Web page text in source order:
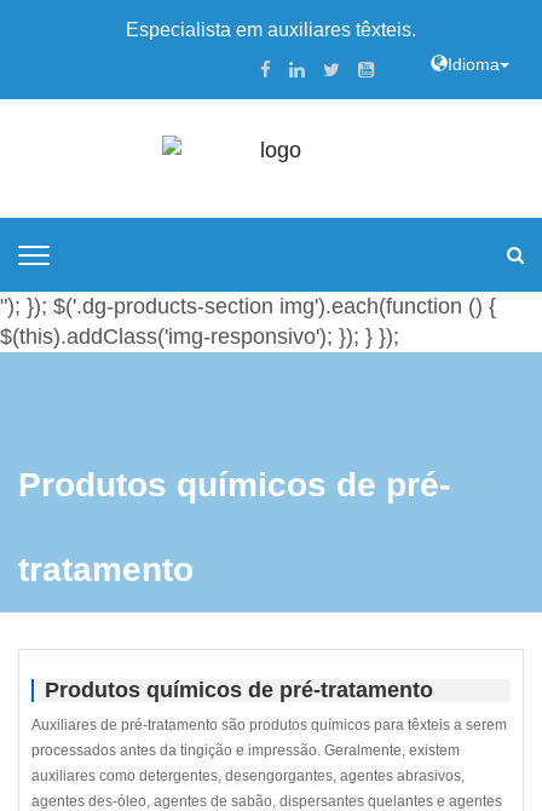
Especialista em auxiliares têxteis.
Idioma
"); }); $('.dg-products-section img').each(function () {
$(this).addClass('img-responsivo'); }); } });
Produtos químicos de pré-
tratamento
Produtos químicos de pré-tratamento
Auxiliares de pré-tratamento são produtos químicos para têxteis a serem
processados antes da tingição e impressão. Geralmente, existem
auxiliares como detergentes, desengorgantes, agentes abrasivos,
agentes des-óleo, agentes de sabão, dispersantes quelantes e agentes